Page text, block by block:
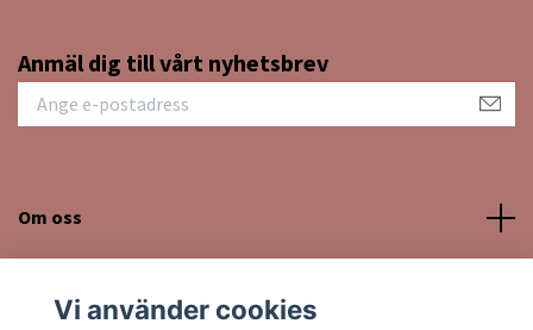
Anmäl dig till vårt nyhetsbrev
Om oss
Vi använder cookies